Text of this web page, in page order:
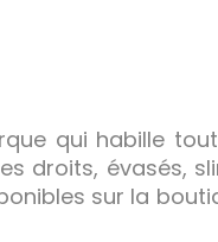
qui habille
droits, évasés,
sur la